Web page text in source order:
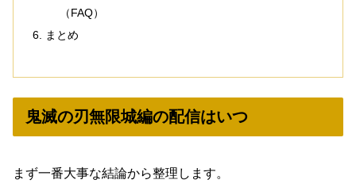
（FAQ）
まとめ
鬼滅の刃無限城編の配信はいつ
まず一番大事な結論から整理します。